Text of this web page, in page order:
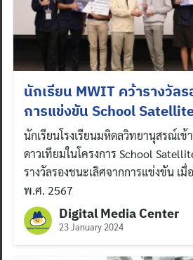
นักเรียน MWIT คว้ารางวัลร
การแข่งขัน School
นักเรียนโรงเรียนมหิดลวิทยานุสรณ์เข้
ดาวเทียมในโครงการ School
รางวัลรองชนะเลิศจากการแข่งขัน เ
พ.ศ. 2567
Digital Media Center
23 January 2024